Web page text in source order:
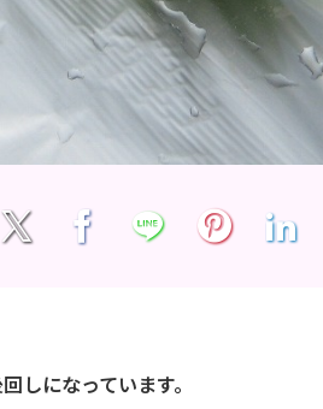
しになっています。